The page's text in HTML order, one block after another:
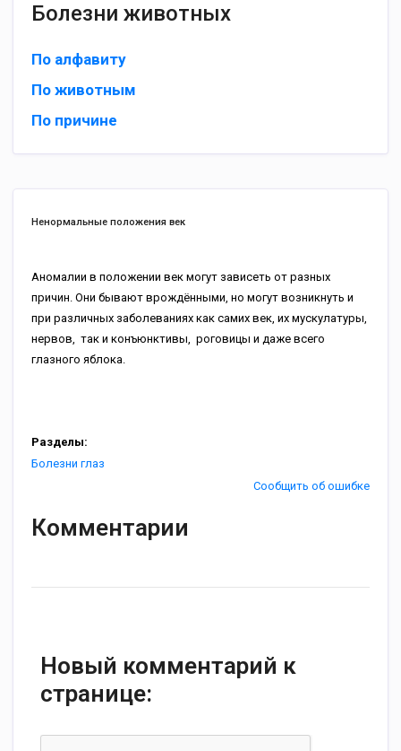
Болезни животных
По алфавиту
По животным
По причине
Ненормальные положения век
Аномалии в положении век могут зависеть от разных
причин. Они бывают врождёнными, но могут возникнуть и
при различных заболеваниях как самих век, их мускулатуры,
нервов, так и конъюнктивы, роговицы и даже всего
глазного яблока.
Разделы:
Болезни глаз
Сообщить об ошибке
Комментарии
Новый комментарий к
странице: